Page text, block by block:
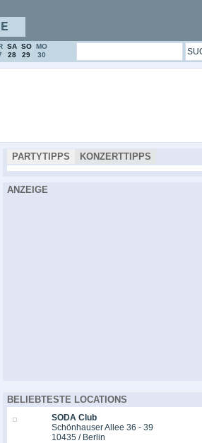
PARTYTIPPS KONZERTTIPPS
ANZEIGE
BELIEBTESTE LOCATIONS
SODA Club
Schönhauser Allee 36 - 39
10435 / Berlin
SA
28
SO
29
MO
30